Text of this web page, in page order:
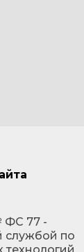
ФС 77 -
службой по